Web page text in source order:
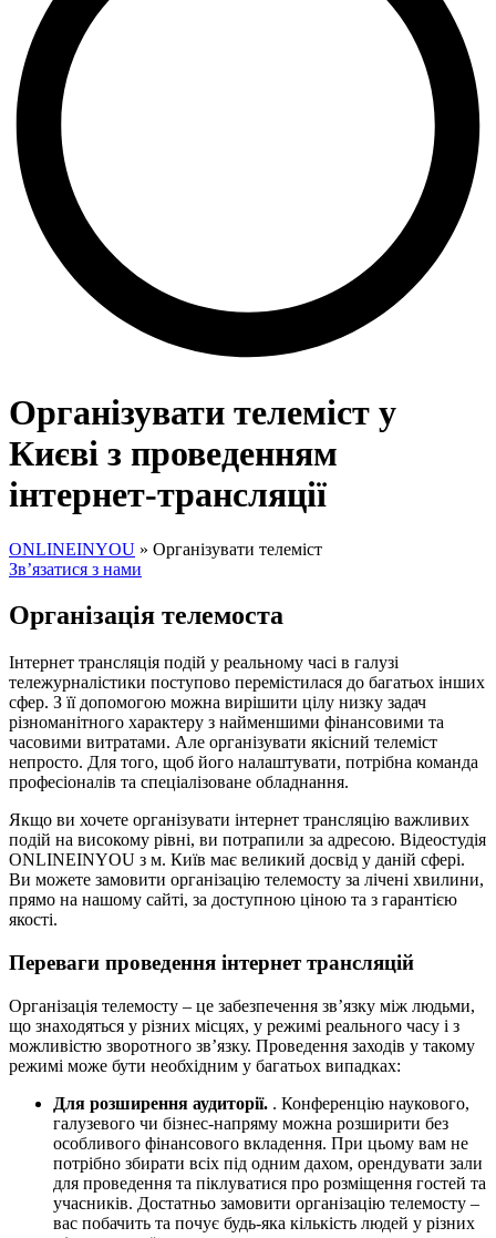
Організувати телеміст у
Києві з проведенням
інтернет-трансляції
ONLINEINYOU » Організувати телеміст
Зв’язатися з нами
Організація телемоста
Інтернет трансляція подій у реальному часі в галузі
тележурналістики поступово перемістилася до багатьох інших
сфер. З її допомогою можна вирішити цілу низку задач
різноманітного характеру з найменшими фінансовими та
часовими витратами. Але організувати якісний телеміст
непросто. Для того, щоб його налаштувати, потрібна команда
професіоналів та спеціалізоване обладнання.
Якщо ви хочете організувати інтернет трансляцію важливих
подій на високому рівні, ви потрапили за адресою. Відеостудія
ONLINEINYOU з м. Київ має великий досвід у даній сфері.
Ви можете замовити організацію телемосту за лічені хвилини,
прямо на нашому сайті, за доступною ціною та з гарантією
якості.
Переваги проведення інтернет трансляцій
Організація телемосту – це забезпечення зв’язку між людьми,
що знаходяться у різних місцях, у режимі реального часу і з
можливістю зворотного зв’язку. Проведення заходів у такому
режимі може бути необхідним у багатьох випадках:
Для розширення аудиторії. . Конференцію наукового,
галузевого чи бізнес-напряму можна розширити без
особливого фінансового вкладення. При цьому вам не
потрібно збирати всіх під одним дахом, орендувати зали
для проведення та піклуватися про розміщення гостей та
учасників. Достатньо замовити організацію телемосту –
вас побачить та почує будь-яка кількість людей у ​​різних